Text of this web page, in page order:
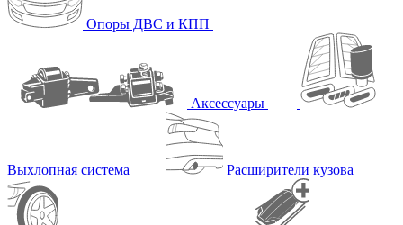
Опоры ДВС и КПП
Аксессуары
Выхлопная система Расширители кузова